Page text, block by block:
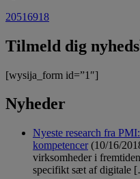
20516918
Tilmeld dig
[wysija_form id=”1″]
Nyheder
Nyeste research fra
kompetencer (10/16/
virksomheder i
specifikt sæt af digitale